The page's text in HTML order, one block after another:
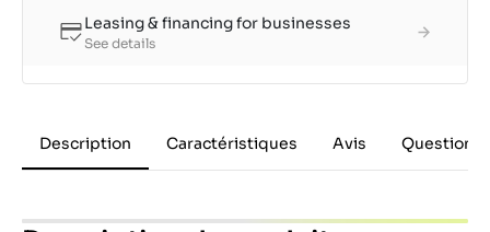
Leasing & financing for businesses
See details
Description Caractéristiques Avis Questions